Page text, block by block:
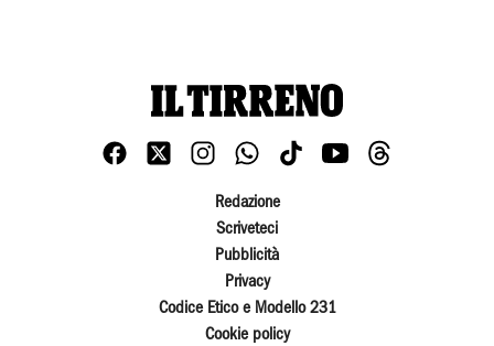
Redazione
Scriveteci
Pubblicità
Privacy
Codice Etico e Modello 231
Cookie policy